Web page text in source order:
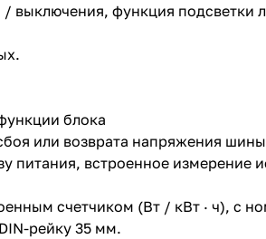
функция подсветки
блока
или возврата напряжения
питания, встроенное измерение
счетчиком (Вт / кВт · ч), с
рейку 35 мм.